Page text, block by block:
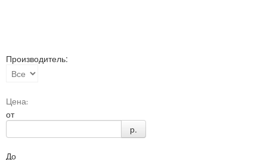
Производитель:
Цена:
от
р.
До